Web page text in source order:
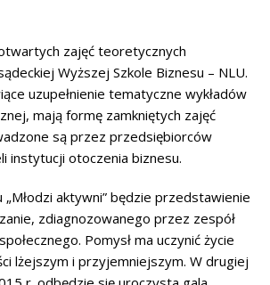
zajęć teoretycznych
Wyższej Szkole Biznesu – NLU.
uzupełnienie tematyczne wykładów
mają formę zamkniętych zajęć
są przez przedsiębiorców
instytucji otoczenia biznesu.
aktywni” będzie przedstawienie
zdiagnozowanego przez zespół
Pomysł ma uczynić życie
lżejszym i przyjemniejszym. W drugiej